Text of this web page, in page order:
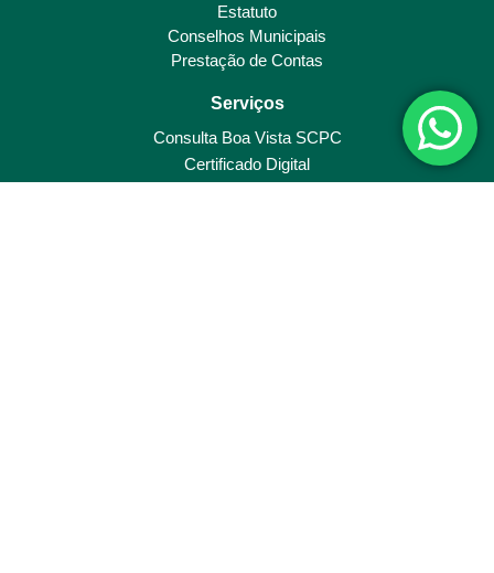
Estatuto
Conselhos Municipais
Prestação de Contas
Serviços
Consulta Boa Vista SCPC
Certificado Digital